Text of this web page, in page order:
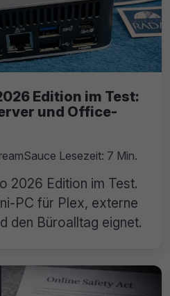
Edition im Test:
und Office-
Lesezeit: 7 Min.
2026 Edition im Test.
PC für Plex, externe
den Büroalltag eignet.